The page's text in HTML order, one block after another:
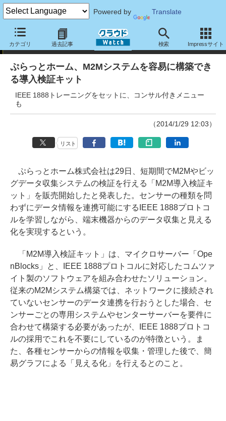
Powered by Translate
カテゴリ 過去記事 検索 Impressサイト
ニュース
ぷらっとホーム、M2Mシステムを容易に構築でき
る導入検証キット
IEEE 1888トレーニングをセットに、コンサル付きメニュー
も
（2014/1/29 12:03）
リスト
ぷらっとホーム株式会社は29日、短期間でM2Mやビッ
グデータ収集システムの検証を行える「M2M導入検証キ
ット」を販売開始したと発表した。センサーの種類を問
わずにデータ情報を連携可能にするIEEE 1888プロトコ
ルを学習しながら、端末機器からのデータ収集と見える
化を実現するという。
「M2M導入検証キット」は、マイクロサーバー「Ope
nBlocks」と、IEEE 1888プロトコルに対応したコムツァ
イト製のソフトウェアを組み合わせたソリューション。
従来のM2Mシステム構築では、ネットワークに接続され
ていないセンサーのデータ連携を行おうとした場合、セ
ンサーごとの専用システムやセンターサーバーを要件に
合わせて構築する必要があったが、IEEE 1888プロトコ
ルの採用でこれを不要にしているのが特徴という。ま
た、各種センサーからの情報を収集・管理した後で、簡
易グラフによる「見える化」を行えるとのこと。